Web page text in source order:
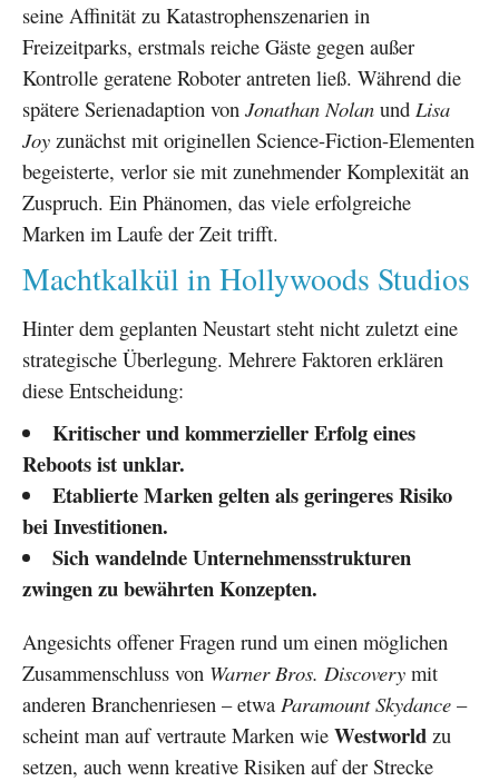
seine Affinität zu Katastrophenszenarien in
Freizeitparks, erstmals reiche Gäste gegen außer
Kontrolle geratene Roboter antreten ließ. Während die
spätere Serienadaption von Jonathan Nolan und Lisa
Joy zunächst mit originellen Science-Fiction-Elementen
begeisterte, verlor sie mit zunehmender Komplexität an
Zuspruch. Ein Phänomen, das viele erfolgreiche
Marken im Laufe der Zeit trifft.
Machtkalkül in Hollywoods Studios
Hinter dem geplanten Neustart steht nicht zuletzt eine
strategische Überlegung. Mehrere Faktoren erklären
diese Entscheidung:
Kritischer und kommerzieller Erfolg eines
Reboots ist unklar.
Etablierte Marken gelten als geringeres Risiko
bei Investitionen.
Sich wandelnde Unternehmensstrukturen
zwingen zu bewährten Konzepten.
Angesichts offener Fragen rund um einen möglichen
Zusammenschluss von Warner Bros. Discovery mit
anderen Branchenriesen – etwa Paramount Skydance –
scheint man auf vertraute Marken wie Westworld zu
setzen, auch wenn kreative Risiken auf der Strecke